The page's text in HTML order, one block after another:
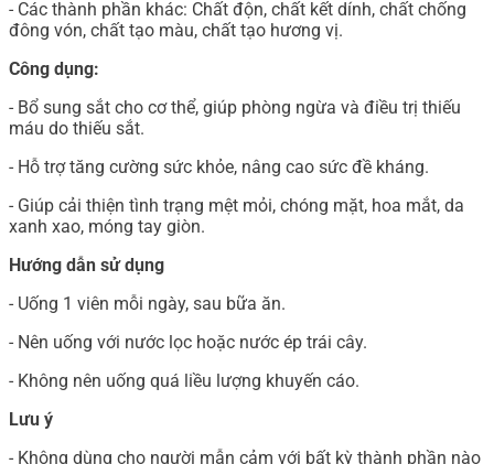
- Các thành phần khác: Chất độn, chất kết dính, chất chống
đông vón, chất tạo màu, chất tạo hương vị.
Công dụng:
- Bổ sung sắt cho cơ thể, giúp phòng ngừa và điều trị thiếu
máu do thiếu sắt.
- Hỗ trợ tăng cường sức khỏe, nâng cao sức đề kháng.
- Giúp cải thiện tình trạng mệt mỏi, chóng mặt, hoa mắt, da
xanh xao, móng tay giòn.
Hướng dẫn sử dụng
- Uống 1 viên mỗi ngày, sau bữa ăn.
- Nên uống với nước lọc hoặc nước ép trái cây.
- Không nên uống quá liều lượng khuyến cáo.
Lưu ý
- Không dùng cho người mẫn cảm với bất kỳ thành phần nào